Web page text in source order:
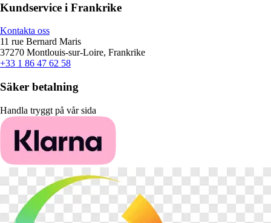
Kundservice i Frankrike
Kontakta oss
11 rue Bernard Maris
37270 Montlouis-sur-Loire, Frankrike
+33 1 86 47 62 58
Säker betalning
Handla tryggt på vår sida